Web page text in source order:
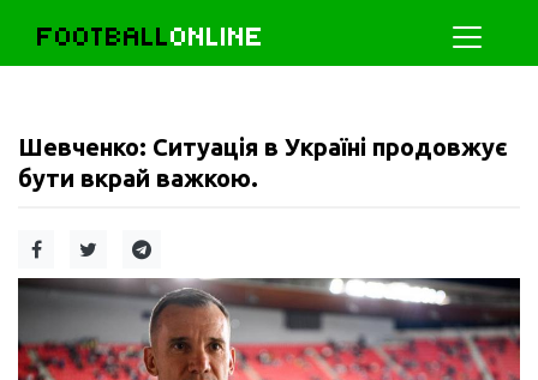
FOOTBALLONLINE
Шевченко: Ситуація в Україні продовжує
бути вкрай важкою.